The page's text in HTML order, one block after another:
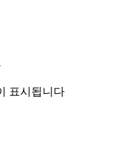
표시됩니다